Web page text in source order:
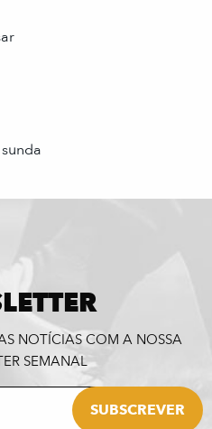
NOTÍCIAS COM A NOSSA
SEMANAL